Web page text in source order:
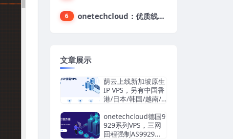
6 onetechcloud：优质线路，精品VPS低至28元，美国三网原生CN2 GIA（高防可选）、香港CN2、韩国CN2
文章展示
荫云上线新加坡原生
IP VPS，另有中国香
港/日本/韩国/越南/
德国/西班牙/美国双I
SP/中国台湾原生I
P，4.2美元/月起，
onetechcloud德国9
929系列VPS，三网
回程强制AS9929，